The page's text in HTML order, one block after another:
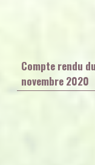
Compte rendu
novembre 2020